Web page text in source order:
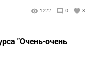
1222 0 3
"Очень-очень